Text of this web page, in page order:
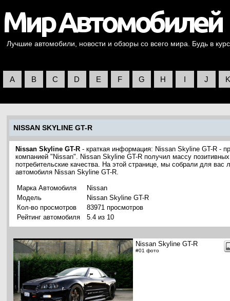
Лучшие автомобили, новости и обзоры со всего мира. Будь в
A B C D E F G H I J K
NISSAN SKYLINE GT-R
Nissan Skyline GT-R - краткая информация: Nissan Skyline GT-R -
компанией "Nissan". Nissan Skyline GT-R получил массу
потребительские качества. На этой странице, мы собрали для
автомобиля Nissan Skyline GT-R.
Марка Автомобиля
Nissan
Модель
Nissan Skyline GT-R
Кол-во просмотров
83971 просмотров
Рейтинг автомобиля
5.4 из 10
Nissan Skyline GT-R
#01 фото